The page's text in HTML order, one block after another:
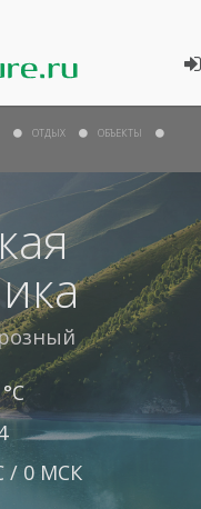
°С
/ 0 МСК
ОТДЫХ ОБЪЕКТЫ